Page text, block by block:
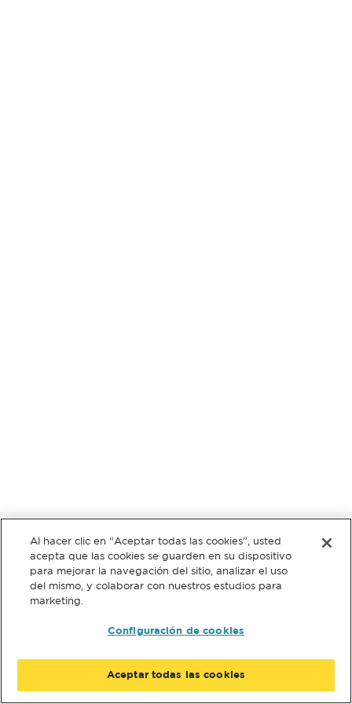
Al hacer clic en “Aceptar todas las cookies”, usted
acepta que las cookies se guarden en su dispositivo
para mejorar la navegación del sitio, analizar el uso
del mismo, y colaborar con nuestros estudios para
marketing.
Configuración de cookies
Aceptar todas las cookies